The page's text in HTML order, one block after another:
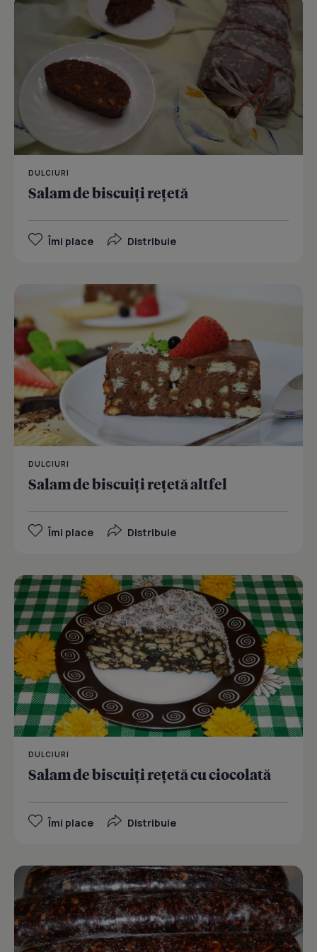
DULCIURI
Salam de biscuiţi reţetă
Îmi place Distribuie
DULCIURI
Salam de biscuiţi reţetă altfel
Îmi place Distribuie
DULCIURI
Salam de biscuiţi reţetă cu ciocolată
Îmi place Distribuie